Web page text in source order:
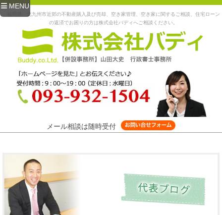
MENU
福岡県、北九州市近郊の不動産購入及び売却、空き家管理、空き家に関するご相談、住宅ローン
の返済でお困りの方は株式会社バディへご相談ください。
メール相談は随時受付